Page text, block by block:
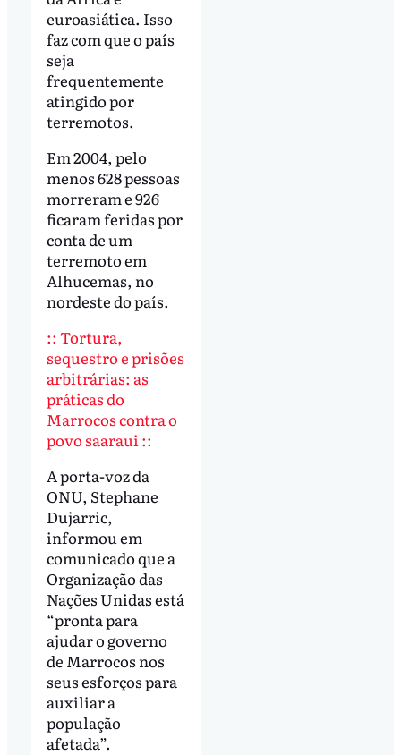
euroasiática. Isso
faz com que o país
seja
frequentemente
atingido por
terremotos.
Em 2004, pelo
menos 628 pessoas
morreram e 926
ficaram feridas por
conta de um
terremoto em
Alhucemas, no
nordeste do país.
:: Tortura,
sequestro e prisões
arbitrárias: as
práticas do
Marrocos contra o
povo saaraui ::
A porta-voz da
ONU, Stephane
Dujarric,
informou em
comunicado que a
Organização das
Nações Unidas está
“pronta para
ajudar o governo
de Marrocos nos
seus esforços para
auxiliar a
população
afetada”.